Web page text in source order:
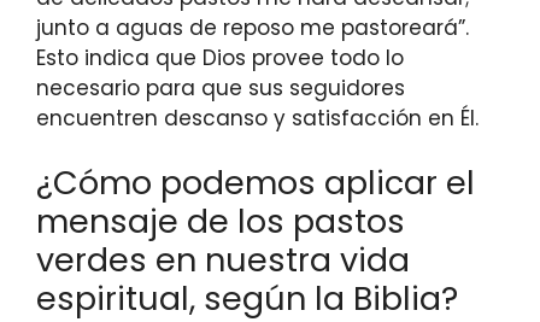
junto a aguas de reposo me pastoreará”.
Esto indica que Dios provee todo lo
necesario para que sus seguidores
encuentren descanso y satisfacción en Él.
¿Cómo podemos aplicar el
mensaje de los pastos
verdes en nuestra vida
espiritual, según la Biblia?